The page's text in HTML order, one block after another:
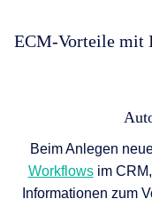
ECM-Vorteile mit
Beim Anlegen
Work­flowsim CRM,
Informationen zum